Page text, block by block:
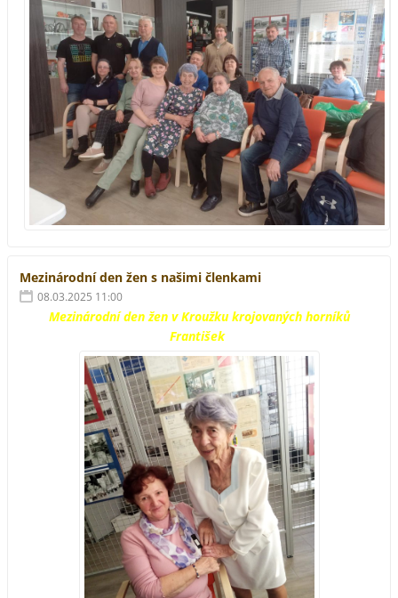
Mezinárodní den žen s našimi členkami
08.03.2025 11:00
Mezinárodní den žen v Kroužku krojovaných horníků
František